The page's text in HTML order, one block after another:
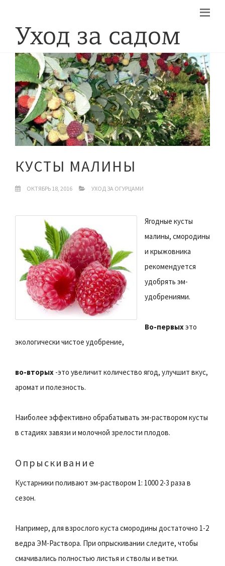
КУСТЫ МАЛИНЫ
ОКТЯБРЬ 18, 2016 УХОД ЗА ОГУРЦАМИ
Ягодные кусты
малины, смородины
и крыжовника
рекомендуется
удобрять эм-
удобрениями.
Во-первыхэто
экологически чистое удобрение,
во-вторых -это увеличит количество ягод, улучшит вкус,
аромат и полезность.
Наиболее эффективно обрабатывать эм-раствором кусты
в стадиях завязи и молочной зрелости плодов.
Опрыскивание
Кустарники поливают эм-раствором 1: 1000 2-3 раза в
сезон.
Например, для взрослого куста смородины достаточно 1-2
ведра ЭМ-Раствора. При опрыскивании следите, чтобы
смачивались полностью листья и стволы и ветки.